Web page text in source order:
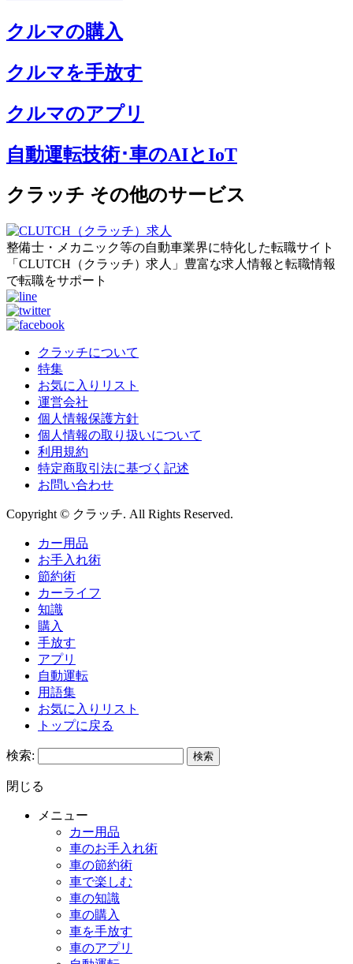
クルマの購入
クルマを手放す
クルマのアプリ
自動運転技術･車のAIとIoT
クラッチ その他のサービス
整備士・メカニック等の自動車業界に特化した転職サイト
「CLUTCH（クラッチ）求人」豊富な求人情報と転職情報
で転職をサポート
クラッチについて
特集
お気に入りリスト
運営会社
個人情報保護方針
個人情報の取り扱いについて
利用規約
特定商取引法に基づく記述
お問い合わせ
Copyright © クラッチ. All Rights Reserved.
カー用品
お手入れ術
節約術
カーライフ
知識
購入
手放す
アプリ
自動運転
用語集
お気に入りリスト
トップに戻る
検索:
閉じる
メニュー
カー用品
車のお手入れ術
車の節約術
車で楽しむ
車の知識
車の購入
車を手放す
車のアプリ